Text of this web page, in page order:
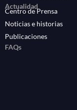
Actualidad
Centro de Prensa
Noticias e historias
Publicaciones
FAQs